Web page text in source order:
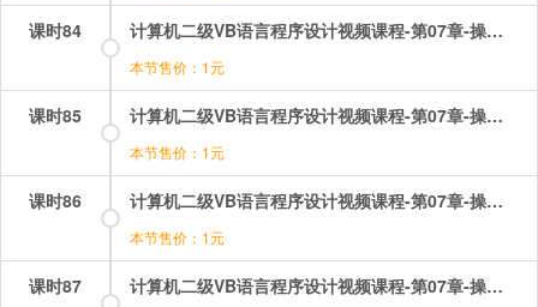
课时84 计算机二级VB语言程序设计视频课程-第07章-操作：循环结构之for循环的应用.mp4
本节售价：1元
课时85 计算机二级VB语言程序设计视频课程-第07章-操作：循环结构之for循环选择题.mp4
本节售价：1元
课时86 计算机二级VB语言程序设计视频课程-第07章-操作：循环结构之多重循环菱形.mp4
本节售价：1元
课时87 计算机二级VB语言程序设计视频课程-第07章-操作：循环结构之当循环whilewend.mp4